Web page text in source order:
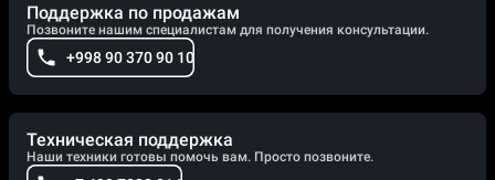
Поддержка по продажам
Позвоните нашим специалистам для получения консультации.
+998 90 370 90 10
Техническая поддержка
Наши техники готовы помочь вам. Просто позвоните.